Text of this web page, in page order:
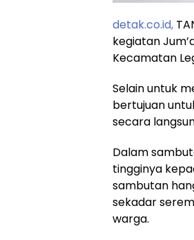
detak.co.id,
kegiatan
Kecamatan
Selain untuk
bertujuan
secara
Dalam
tingginya
sambutan
sekadar
warga.